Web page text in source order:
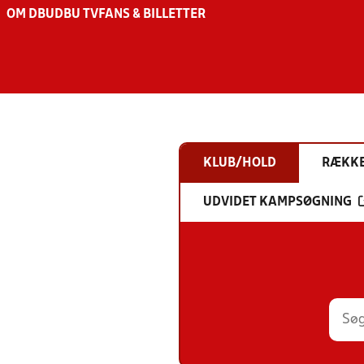
OM DBU DBU TV FANS & BILLETTER
KLUB/HOLD
UDVIDET KAMPSØGNING